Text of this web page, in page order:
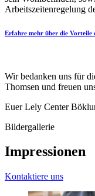
Arbeitszeitenregelung
Erfahre mehr über die
Wir bedanken uns für
Thomsen und freuen
Euer Lely Center
Bildergallerie
Impressionen
Kontaktiere uns